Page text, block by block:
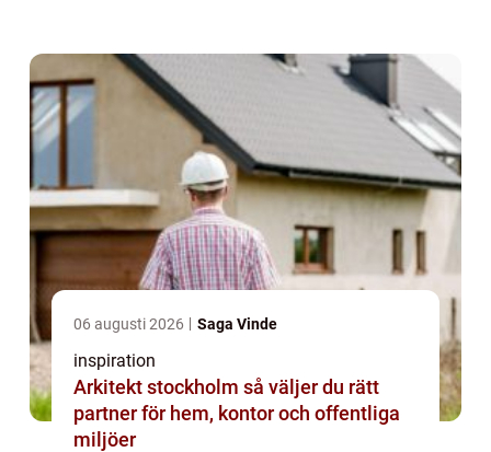
och ...
06 augusti 2026 Saga Vinde
inspiration
Arkitekt stockholm så väljer du rätt
partner för hem, kontor och offentliga
miljöer